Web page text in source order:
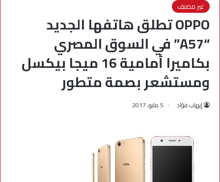
غير مصنف
OPPO تطلق هاتفها الجديد
“A57” في السوق المصري
بكاميرا أمامية 16 ميجا بيكسل
ومستشعر بصمة متطور
إيهاب فؤاد 5 مايو، 2017